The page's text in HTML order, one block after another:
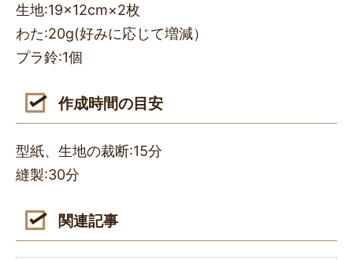
生地:19×12cm×2枚
わた:20g(好みに応じて増減）
プラ鈴:1個
作成時間の目安
型紙、生地の裁断:15分
縫製:30分
関連記事